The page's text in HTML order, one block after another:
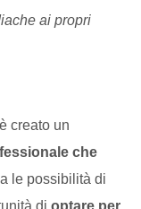
ai propri
creato un
che
le possibilità di
di optare per